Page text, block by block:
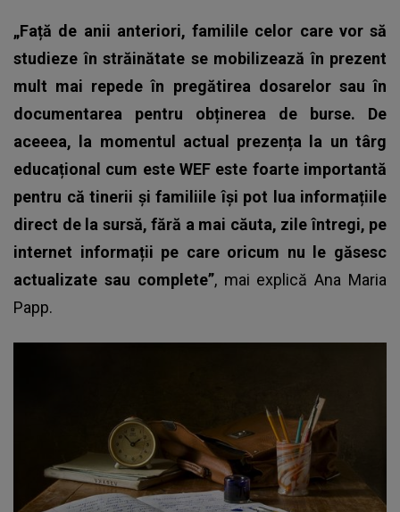
„Față de anii anteriori, familile celor care vor să
studieze în străinătate se mobilizează în prezent
mult mai repede în pregătirea dosarelor sau în
documentarea pentru obținerea de burse. De
aceeea, la momentul actual prezența la un târg
educațional cum este WEF este foarte importantă
pentru că tinerii și familiile își pot lua informațiile
direct de la sursă, fără a mai căuta, zile întregi, pe
internet informații pe care oricum nu le găsesc
actualizate sau complete”, mai explică Ana Maria
Papp.